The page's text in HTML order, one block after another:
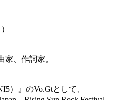
家、作詞家。
）』のVo.Gtとして、